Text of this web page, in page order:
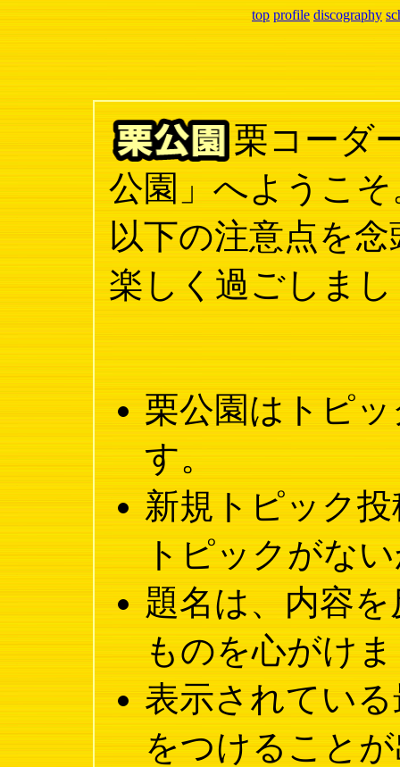
top profile discography
栗コーダ
公園」へようこそ
以下の注意点を
楽しく過ごしま
栗公園はトピ
す。
新規トピック
トピックがな
題名は、内容
ものを心がけ
表示されてい
をつけること